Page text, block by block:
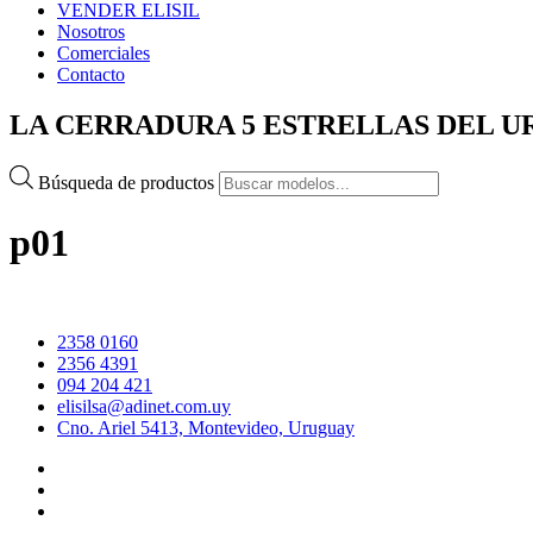
VENDER ELISIL
Nosotros
Comerciales
Contacto
LA CERRADURA 5 ESTRELLAS DEL
Búsqueda de productos
p01
2358 0160
2356 4391
094 204 421
elisilsa@adinet.com.uy
Cno. Ariel 5413, Montevideo, Uruguay